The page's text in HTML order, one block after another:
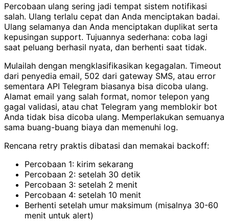
Percobaan ulang sering jadi tempat sistem notifikasi
salah. Ulang terlalu cepat dan Anda menciptakan badai.
Ulang selamanya dan Anda menciptakan duplikat serta
kepusingan support. Tujuannya sederhana: coba lagi
saat peluang berhasil nyata, dan berhenti saat tidak.
Mulailah dengan mengklasifikasikan kegagalan. Timeout
dari penyedia email, 502 dari gateway SMS, atau error
sementara API Telegram biasanya bisa dicoba ulang.
Alamat email yang salah format, nomor telepon yang
gagal validasi, atau chat Telegram yang memblokir bot
Anda tidak bisa dicoba ulang. Memperlakukan semuanya
sama buang-buang biaya dan memenuhi log.
Rencana retry praktis dibatasi dan memakai backoff:
Percobaan 1: kirim sekarang
Percobaan 2: setelah 30 detik
Percobaan 3: setelah 2 menit
Percobaan 4: setelah 10 menit
Berhenti setelah umur maksimum (misalnya 30-60
menit untuk alert)